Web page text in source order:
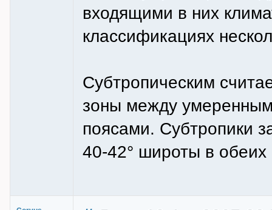
входящими в них
классификациях
Субтропическим
зоны между
поясами. Субтропики
40-42° широты в